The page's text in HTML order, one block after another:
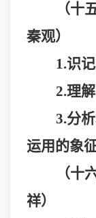
（十
秦观）
1.识
2.理
3.分
运用的象
（十
祥）